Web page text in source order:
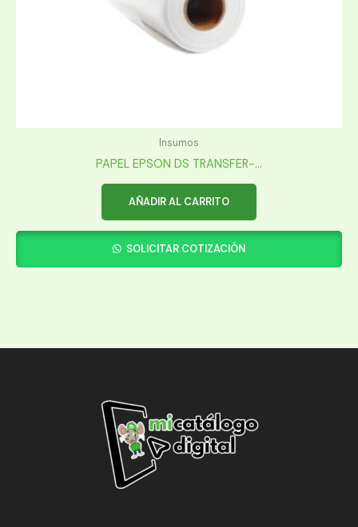
Insumos
PAPEL EPSON DS TRANSFER-...
AÑADIR AL CARRITO
SOLICITAR COTIZACIÓN